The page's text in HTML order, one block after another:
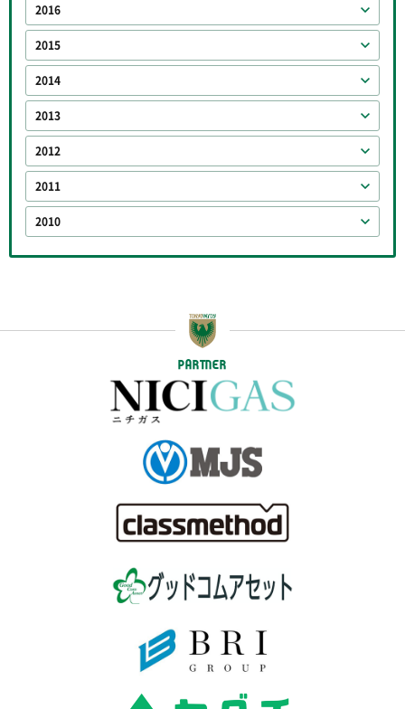
2016
2015
2014
2013
2012
2011
2010
PARTNER